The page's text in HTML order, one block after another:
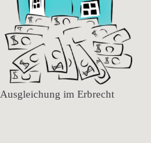
Ausgleichung im Erbrecht